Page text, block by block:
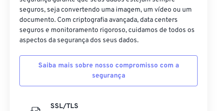
seguros, seja convertendo uma imagem, um vídeo ou um
documento. Com criptografia avançada, data centers
seguros e monitoramento rigoroso, cuidamos de todos os
aspectos da segurança dos seus dados.
Saiba mais sobre nosso compromisso com a
segurança
SSL/TLS